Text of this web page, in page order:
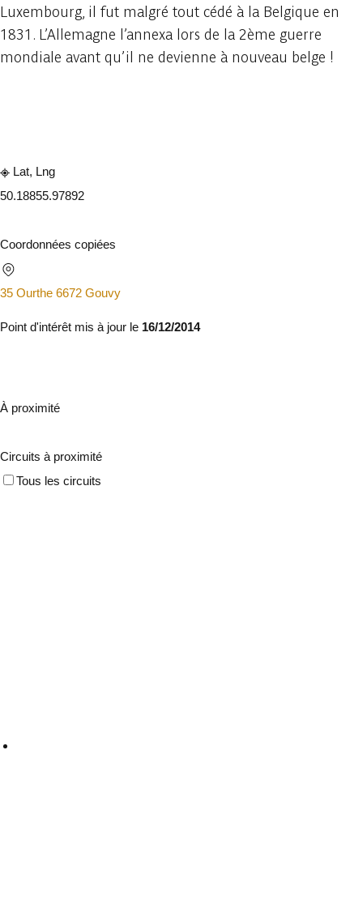
Luxembourg, il fut malgré tout cédé à la Belgique en
1831. L’Allemagne l’annexa lors de la 2ème guerre
mondiale avant qu’il ne devienne à nouveau belge !
Lat, Lng
50.18855.97892
Coordonnées copiées
35 Ourthe 6672 Gouvy
Point d'intérêt mis à jour le 16/12/2014
À proximité
Circuits à proximité
Tous les circuits